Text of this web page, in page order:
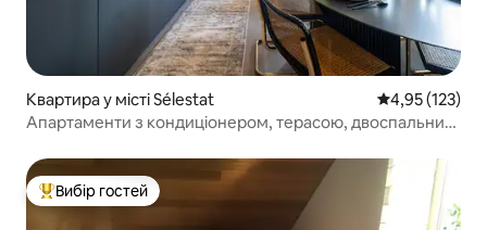
Квартира у місті Sélestat Середня
4,95 (123)
Апартаменти з кондиціонером, терасою, двоспальним
Топ вибір гостей
Вибір гостей